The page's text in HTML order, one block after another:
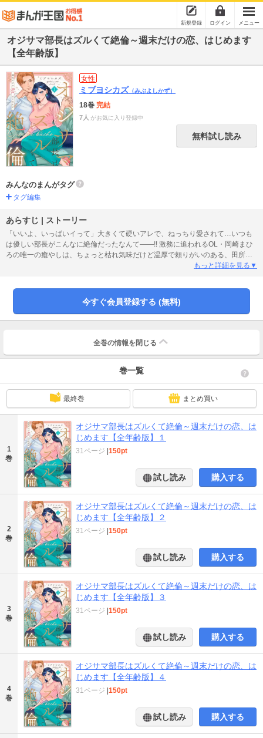
新規登録 ログイン メニュー
オジサマ部長はズルくて絶倫～週末だけの恋、はじめます
【全年齢版】
女性
ミブヨシカズ （みぶよしかず）
18巻 完結
7人 がお気に入り登録中
無料試し読み
みんなのまんがタグ
タグ編集
あらすじ | ストーリー
「いいよ、いっぱいイって」大きくて硬いアレで、ねっちり愛されて…いつも
は優しい部長がこんなに絶倫だったなんて――!! 激務に追われるOL・岡崎まひ
ろの唯一の癒やしは、ちょっと枯れ気味だけど温厚で頼りがいのある、田所部
長。この気持ちは憧れだと思っていたけど、部長のことを知れば知るほど想い
に、またイっちゃうっ…！【※この作品は「オジサマ部長はズルくて絶倫～週
末だけの恋、はじめます」の一部表現を抑えた『全年齢版』です。重複購入に
もっと詳細を見る▼
今すぐ会員登録する (無料)
全巻の情報を 閉じる
巻一覧
最終巻 まとめ買い
1
巻
オジサマ部長はズルくて絶倫～週末だけの恋、は
じめます【全年齢版】１
31ページ |150pt
試し読み 購入する
2
巻
オジサマ部長はズルくて絶倫～週末だけの恋、は
じめます【全年齢版】２
31ページ |150pt
試し読み 購入する
3
巻
オジサマ部長はズルくて絶倫～週末だけの恋、は
じめます【全年齢版】３
31ページ |150pt
試し読み 購入する
4
巻
オジサマ部長はズルくて絶倫～週末だけの恋、は
じめます【全年齢版】４
31ページ |150pt
試し読み 購入する